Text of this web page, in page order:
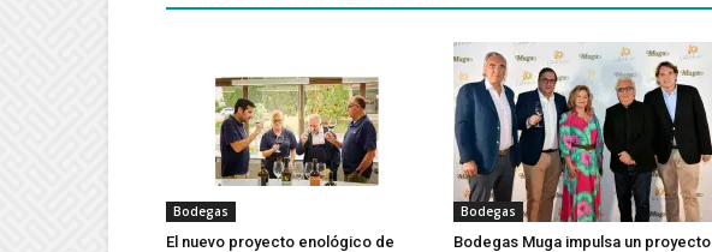
Bodegas
El nuevo proyecto enológico de
Bodegas
Bodegas Muga impulsa un proyecto